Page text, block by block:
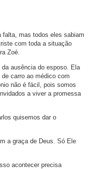
falta, mas todos eles sabiam
com toda a situação
Zoé.
ausência do esposo. Ela
carro ao médico com
não é fácil, pois somos
a viver a promessa
quisemos dar o
a graça de Deus. Só Ele
acontecer precisa